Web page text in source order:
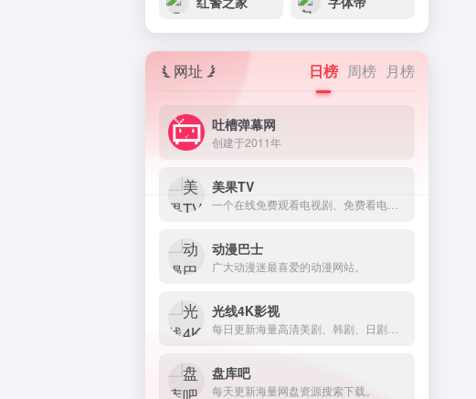
网址 日榜 周榜 月榜
吐槽弹幕网
创建于2011年
美果TV
动漫巴士
广大动漫迷最喜爱的动漫网站。
光线4K影视
盘库吧
每天更新海量网盘资源搜索下载。